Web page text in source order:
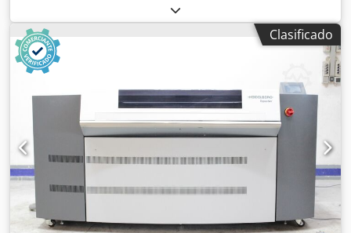
850, sistema térmico de alta velocidad / Sistema de
horneado Kodak TSO-850, sistema térmico de alta
velocidad. Año 2007 - Número de serie 1369. Ancho de
trabajo máximo: 850 mm. Conexión eléctrica: 400 V / 50 Hz
/ 40 A. Cedpfjh Aya Iex Ah Derf Inspección en vídeo en
línea mediante Skype. Estaríamos encantados de recibir su
visita; tenemos más máquinas en stock. Disponible de
inmediato; se puede inspeccionar. En stock en
Emskirchen/Nuremberg; se puede probar.
Clasificado